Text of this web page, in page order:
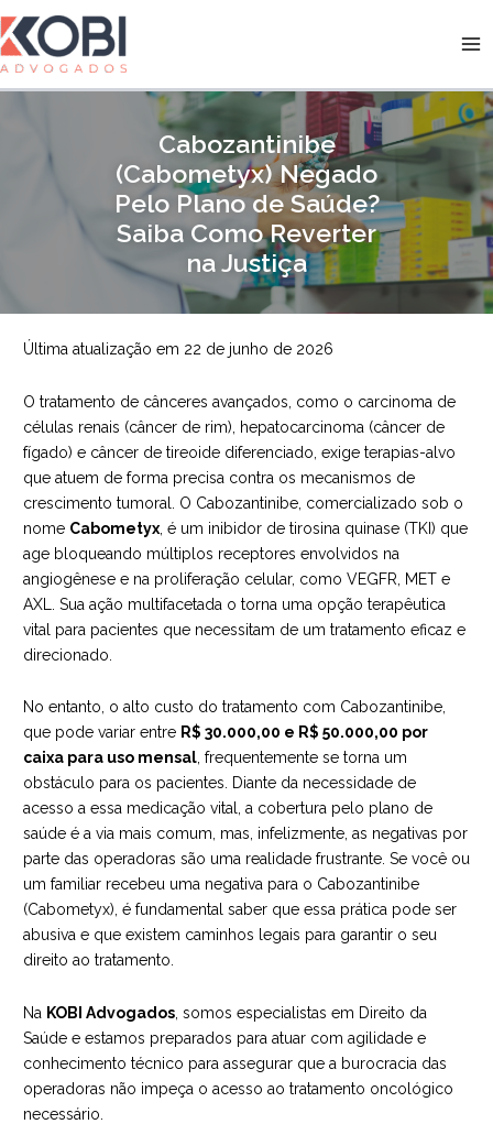
para
o
conteúdo
Cabozantinibe
(Cabometyx) Negado
Pelo Plano de Saúde?
Saiba Como Reverter
na Justiça
Última atualização em 22 de junho de 2026
O tratamento de cânceres avançados, como o carcinoma de
células renais (câncer de rim), hepatocarcinoma (câncer de
fígado) e câncer de tireoide diferenciado, exige terapias-alvo
que atuem de forma precisa contra os mecanismos de
crescimento tumoral. O Cabozantinibe, comercializado sob o
nome Cabometyx , é um inibidor de tirosina quinase (TKI) que
age bloqueando múltiplos receptores envolvidos na
angiogênese e na proliferação celular, como VEGFR, MET e
AXL. Sua ação multifacetada o torna uma opção terapêutica
vital para pacientes que necessitam de um tratamento eficaz e
direcionado.
No entanto, o alto custo do tratamento com Cabozantinibe,
que pode variar entre R$ 30.000,00 e R$ 50.000,00 por
caixa para uso mensal , frequentemente se torna um
obstáculo para os pacientes. Diante da necessidade de
acesso a essa medicação vital, a cobertura pelo plano de
saúde é a via mais comum, mas, infelizmente, as negativas por
parte das operadoras são uma realidade frustrante. Se você ou
um familiar recebeu uma negativa para o Cabozantinibe
(Cabometyx), é fundamental saber que essa prática pode ser
abusiva e que existem caminhos legais para garantir o seu
direito ao tratamento.
Na KOBI Advogados , somos especialistas em Direito da
Saúde e estamos preparados para atuar com agilidade e
conhecimento técnico para assegurar que a burocracia das
operadoras não impeça o acesso ao tratamento oncológico
necessário.